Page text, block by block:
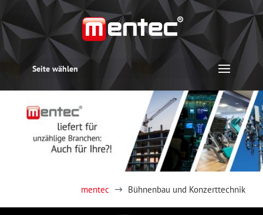
Seite wählen
mentec $ Bühnenbau und Konzerttechnik